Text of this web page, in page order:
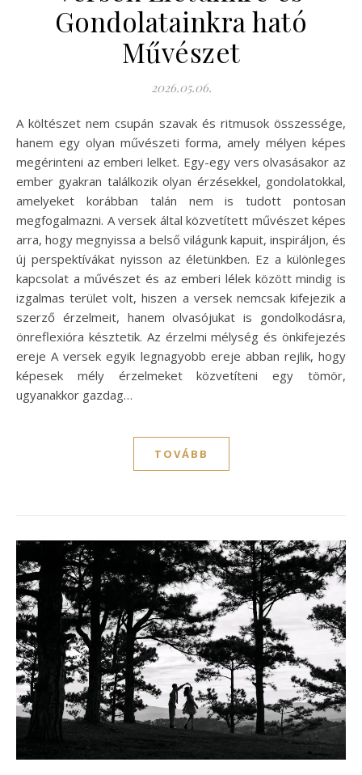
Gondolatainkra ható
Művészet
2026.05.06.
A költészet nem csupán szavak és ritmusok összessége,
hanem egy olyan művészeti forma, amely mélyen képes
megérinteni az emberi lelket. Egy-egy vers olvasásakor az
ember gyakran találkozik olyan érzésekkel, gondolatokkal,
amelyeket korábban talán nem is tudott pontosan
megfogalmazni. A versek által közvetített művészet képes
arra, hogy megnyissa a belső világunk kapuit, inspiráljon, és
új perspektívákat nyisson az életünkben. Ez a különleges
kapcsolat a művészet és az emberi lélek között mindig is
izgalmas terület volt, hiszen a versek nemcsak kifejezik a
szerző érzelmeit, hanem olvasójukat is gondolkodásra,
önreflexióra késztetik. Az érzelmi mélység és önkifejezés
ereje A versek egyik legnagyobb ereje abban rejlik, hogy
képesek mély érzelmeket közvetíteni egy tömör,
ugyanakkor gazdag…
TOVÁBB